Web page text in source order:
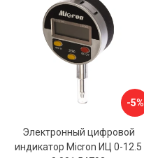
-5%
Электронный цифровой
индикатор Micron ИЦ 0-12.5